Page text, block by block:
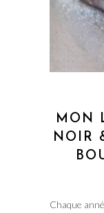
MON
NOIR
Chaque